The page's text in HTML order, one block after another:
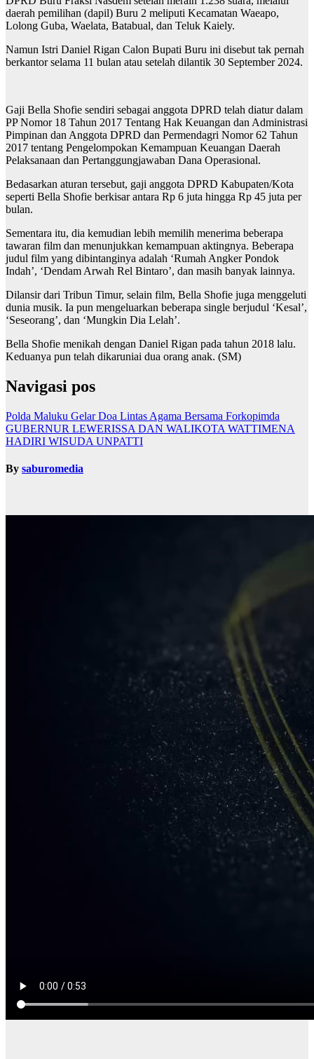
daerah pemilihan (dapil) Buru 2 meliputi Kecamatan Waeapo,
Lolong Guba, Waelata, Batabual, dan Teluk Kaiely.
Namun Istri Daniel Rigan Calon Bupati Buru ini disebut tak pernah
berkantor selama 11 bulan atau setelah dilantik 30 September 2024.
Gaji Bella Shofie sendiri sebagai anggota DPRD telah diatur dalam
PP Nomor 18 Tahun 2017 Tentang Hak Keuangan dan Administrasi
Pimpinan dan Anggota DPRD dan Permendagri Nomor 62 Tahun
2017 tentang Pengelompokan Kemampuan Keuangan Daerah
Pelaksanaan dan Pertanggungjawaban Dana Operasional.
Bedasarkan aturan tersebut, gaji anggota DPRD Kabupaten/Kota
seperti Bella Shofie berkisar antara Rp 6 juta hingga Rp 45 juta per
bulan.
Sementara itu, dia kemudian lebih memilih menerima beberapa
tawaran film dan menunjukkan kemampuan aktingnya. Beberapa
judul film yang dibintanginya adalah ‘Rumah Angker Pondok
Indah’, ‘Dendam Arwah Rel Bintaro’, dan masih banyak lainnya.
Dilansir dari Tribun Timur, selain film, Bella Shofie juga menggeluti
dunia musik. Ia pun mengeluarkan beberapa single berjudul ‘Kesal’,
‘Seseorang’, dan ‘Mungkin Dia Lelah’.
Bella Shofie menikah dengan Daniel Rigan pada tahun 2018 lalu.
Keduanya pun telah dikaruniai dua orang anak. (SM)
Navigasi pos
Polda Maluku Gelar Doa Lintas Agama Bersama Forkopimda
GUBERNUR LEWERISSA DAN WALIKOTA WATTIMENA
HADIRI WISUDA UNPATTI
By saburomedia